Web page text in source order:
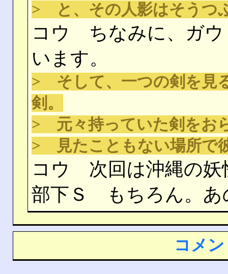
> と、その人影はそうつ
コウ ちなみに、ガウ
います。
> そして、一つの剣を見
剣。
> 元々持っていた剣をお
> 見たこともない場所で
コウ 次回は沖縄の妖
部下Ｓ もちろん。あ
コメ